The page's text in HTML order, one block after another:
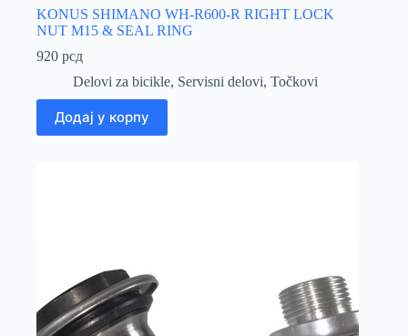
KONUS SHIMANO WH-R600-R RIGHT LOCK
NUT M15 & SEAL RING
920 рсд
Delovi za bicikle, Servisni delovi, Točkovi
Додај у корпу